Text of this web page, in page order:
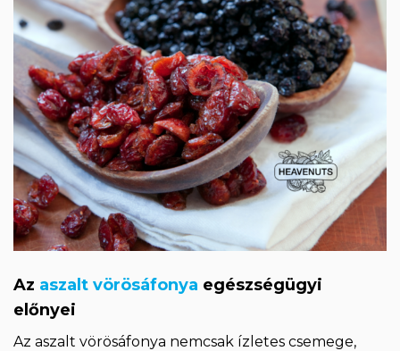
Az aszalt vörösáfonya egészségügyi
előnyei
Az aszalt vörösáfonya nemcsak ízletes csemege,